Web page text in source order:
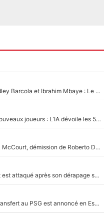
Un record bientôt explosé grâce à Bradley Barcola et Ibrahim Mbaye : Le PSG sur le point de réaliser un mercato historique ?
Zinédine Zidane va sélectionner des nouveaux joueurs : L’IA dévoile les 5 cracks qui pourraient rapidement le rejoindre en équipe de France !
Trahison de Longoria, secrets de Frank McCourt, démission de Roberto De Zerbi : Medhi Benatia se lâche sur son départ de l'OM et fait d'importantes révélations
Incendies en Gironde - Nelson Monfort est attaqué après son dérapage sur CNews : «Et lui, il prend combien pour parler dans un studio climatisé?»
Ferran Torres a pris sa décision : Son transfert au PSG est annoncé en Espagne !